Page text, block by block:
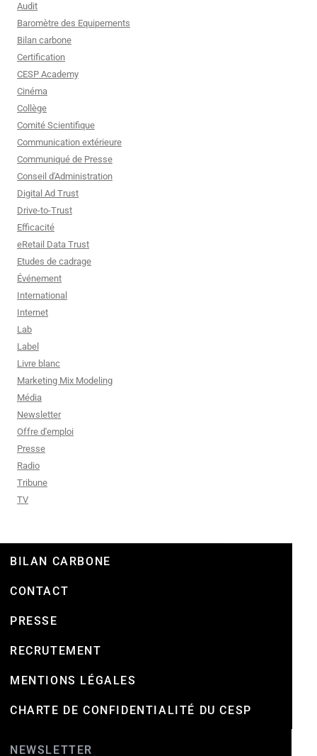
Audit
Baromètre des Equipements
Bilan carbone
Certification
CESP Academy
Cinéma
Collège
Comité Scientifique
Communication extérieure
Communiqué de Presse
Conseil d'Administration
Digital Ad Trust
Drive-to-Trust
Efficacité
eRetail Data Trust
Etudes de cadrage
Événement
International
Internet
Lab
Label
Livre blanc
Marketing Mix Modeling
Média
Newsletter
Offre d'emploi
Presse
Radio
Tribune
TV
BILAN CARBONE
CONTACT
PRESSE
RECRUTEMENT
MENTIONS LÉGALES
CHARTE DE CONFIDENTIALITÉ DU CESP
NEWSLETTER